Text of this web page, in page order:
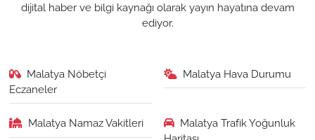
dijital haber ve bilgi kaynağı olarak yayın hayatına devam
ediyor.
Malatya Nöbetçi
Eczaneler
Malatya Hava Durumu
Malatya Namaz Vakitleri
Malatya Trafik Yoğunluk